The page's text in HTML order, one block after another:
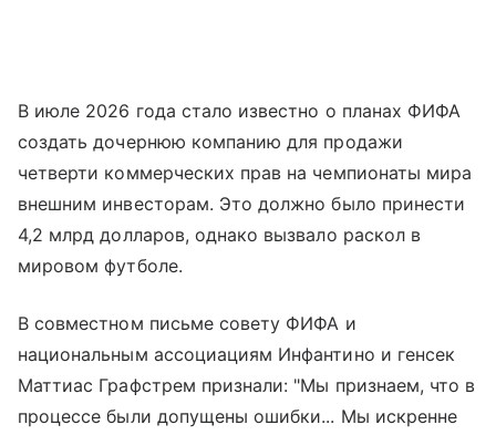
В июле 2026 года стало известно о планах ФИФА
создать дочернюю компанию для продажи
четверти коммерческих прав на чемпионаты мира
внешним инвесторам. Это должно было принести
4,2 млрд долларов, однако вызвало раскол в
мировом футболе.
В совместном письме совету ФИФА и
национальным ассоциациям Инфантино и генсек
Маттиас Графстрем признали: "Мы признаем, что в
процессе были допущены ошибки... Мы искренне